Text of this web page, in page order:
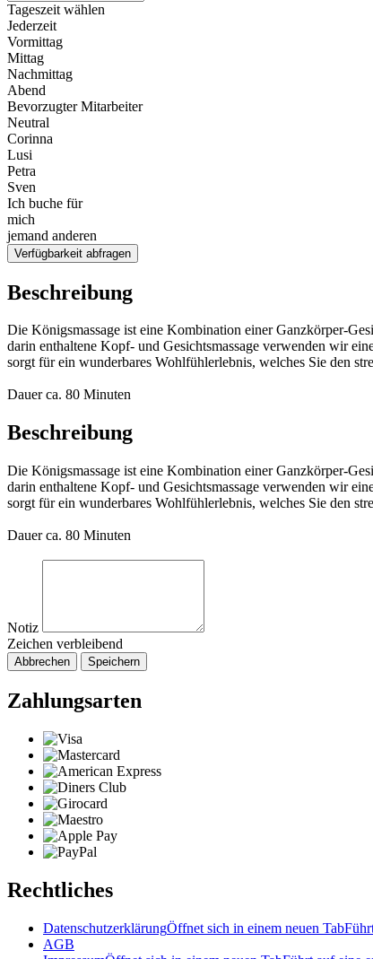
Tageszeit wählen
Jederzeit
Vormittag
Mittag
Nachmittag
Abend
Bevorzugter Mitarbeiter
Neutral
Corinna
Lusi
Petra
Sven
Ich buche für
mich
jemand anderen
Verfügbarkeit abfragen
Beschreibung
Die Königsmassage ist eine Kombination einer Ganzkörper-
darin enthaltene Kopf- und Gesichtsmassage verwenden wir
sorgt für ein wunderbares Wohlfühlerlebnis, welches Sie den
Dauer ca. 80 Minuten
Beschreibung
Die Königsmassage ist eine Kombination einer Ganzkörper-
darin enthaltene Kopf- und Gesichtsmassage verwenden wir
sorgt für ein wunderbares Wohlfühlerlebnis, welches Sie den
Dauer ca. 80 Minuten
Notiz
Zeichen verbleibend
Abbrechen Speichern
Zahlungsarten
Rechtliches
DatenschutzerklärungÖffnet sich in einem neuen Tab
AGB